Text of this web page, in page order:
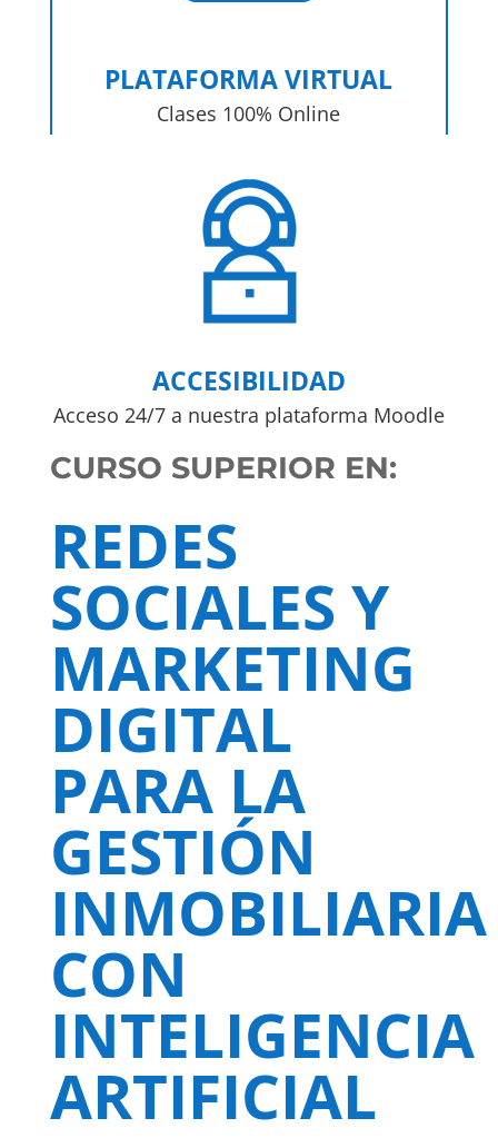
PLATAFORMA VIRTUAL
Clases 100% Online
ACCESIBILIDAD
Acceso 24/7 a nuestra plataforma Moodle
CURSO SUPERIOR EN:
REDES
SOCIALES Y
MARKETING
DIGITAL
PARA LA
GESTIÓN
INMOBILIARIA
CON
INTELIGENCIA
ARTIFICIAL